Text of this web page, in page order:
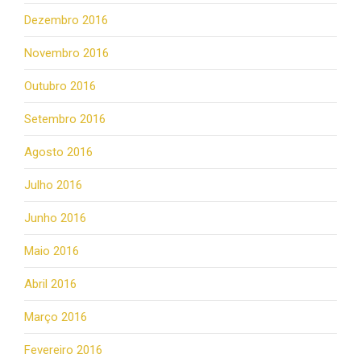
Dezembro 2016
Novembro 2016
Outubro 2016
Setembro 2016
Agosto 2016
Julho 2016
Junho 2016
Maio 2016
Abril 2016
Março 2016
Fevereiro 2016